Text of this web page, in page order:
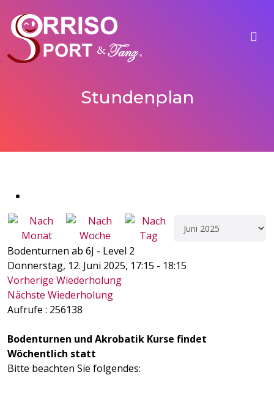
Stundenplan
Bodenturnen ab 6J - Level 2
Donnerstag, 12. Juni 2025, 17:15 - 18:15
Vorherige Wiederholung
Nächste Wiederholung
Aufrufe : 256138
Bodenturnen und Akrobatik Kurse findet
Wöchentlich statt
Bitte beachten Sie folgendes: